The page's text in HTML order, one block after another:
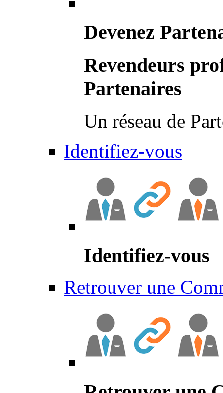
Devenez
Revendeurs
Partenaires
Un réseau de
Identifiez-vous
Identifiez-vous
Retrouver une